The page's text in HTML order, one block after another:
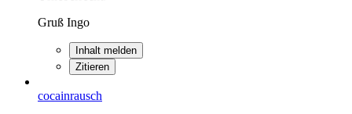
Gruß Ingo
Inhalt melden
Zitieren
cocainrausch